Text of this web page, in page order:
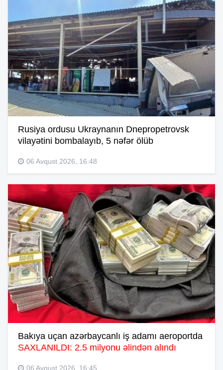
Rusiya ordusu Ukraynanın Dnepropetrovsk
vilayətini bombalayıb, 5 nəfər ölüb
06 Avqust 2026, 16:48
Bakıya uçan azərbaycanlı iş adamı aeroportda
SAXLANILDI: 2.5 milyonu əlindən alındı
06 Avqust 2026, 16:45